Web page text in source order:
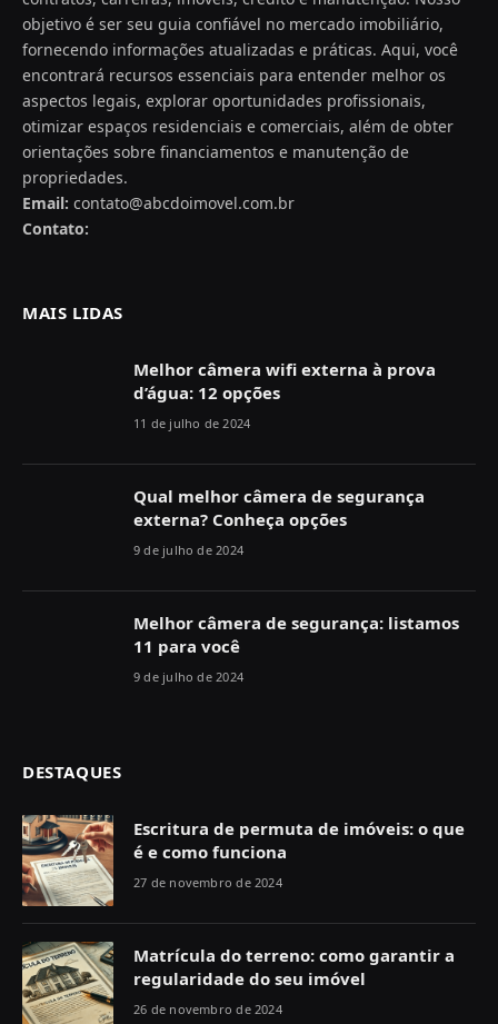
objetivo é ser seu guia confiável no mercado imobiliário,
fornecendo informações atualizadas e práticas. Aqui, você
encontrará recursos essenciais para entender melhor os
aspectos legais, explorar oportunidades profissionais,
otimizar espaços residenciais e comerciais, além de obter
orientações sobre financiamentos e manutenção de
propriedades.
Email: contato@abcdoimovel.com.br
Contato:
MAIS LIDAS
Melhor câmera wifi externa à prova
d’água: 12 opções
11 de julho de 2024
Qual melhor câmera de segurança
externa? Conheça opções
9 de julho de 2024
Melhor câmera de segurança: listamos
11 para você
9 de julho de 2024
DESTAQUES
Escritura de permuta de imóveis: o que
é e como funciona
27 de novembro de 2024
Matrícula do terreno: como garantir a
regularidade do seu imóvel
26 de novembro de 2024